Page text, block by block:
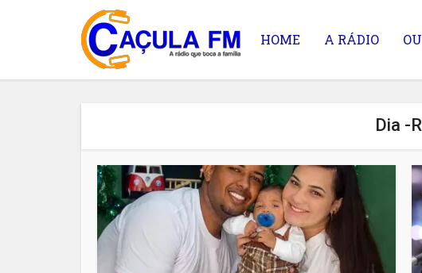
HOME A RÁDIO
Dia -
As festas
agora?